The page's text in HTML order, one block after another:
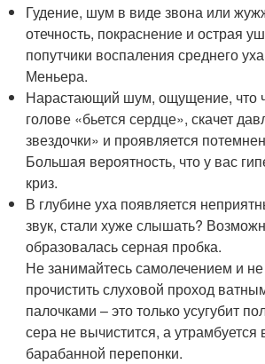
Гудение, шум в виде звона или
отечность, покраснение и острая
попутчики воспаления среднего
Меньера.
Нарастающий шум, ощущение, что
голове «бьется сердце», скачет
звездочки» и проявляется
Большая вероятность, что у вас
криз.
В глубине уха появляется
звук, стали хуже слышать?
образовалась серная пробка.
Не занимайтесь самолечением и
прочистить слуховой проход
палочками – это только усугубит
сера не вычистится, а утрамбуется
барабанной перепонки.